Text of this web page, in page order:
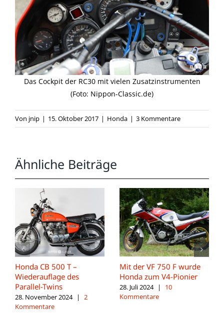
Das Cockpit der RC30 mit vielen Zusatzinstrumenten
(Foto: Nippon-Classic.de)
Von jnip | 15. Oktober 2017 | Honda | 3 Kommentare
Ähnliche Beiträge
Honda CB 500 T –
Wiederauflage des
Parallel-Twins
28. November 2024 |
2
Kommentare
Mit der VF 750 F wurde
Honda zum V4-Pionier
28. Juli 2024 |
10
Kommentare